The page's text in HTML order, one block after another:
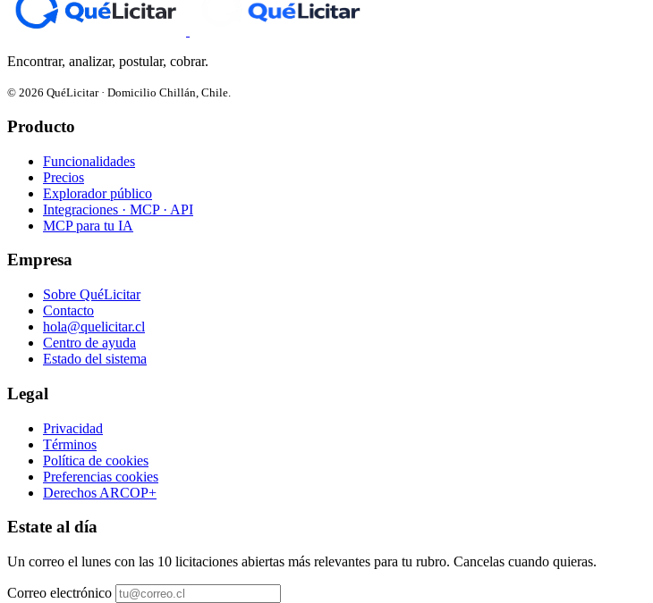
Encontrar, analizar, postular, cobrar.
© 2026 QuéLicitar · Domicilio Chillán, Chile.
Producto
Funcionalidades
Precios
Explorador público
Integraciones · MCP · API
MCP para tu IA
Empresa
Sobre QuéLicitar
Contacto
hola@quelicitar.cl
Centro de ayuda
Estado del sistema
Legal
Privacidad
Términos
Política de cookies
Preferencias cookies
Derechos ARCOP+
Estate al día
Un correo el lunes con las 10 licitaciones abiertas más relevantes para tu rubro. Cancelas cuando quieras.
Correo electrónico